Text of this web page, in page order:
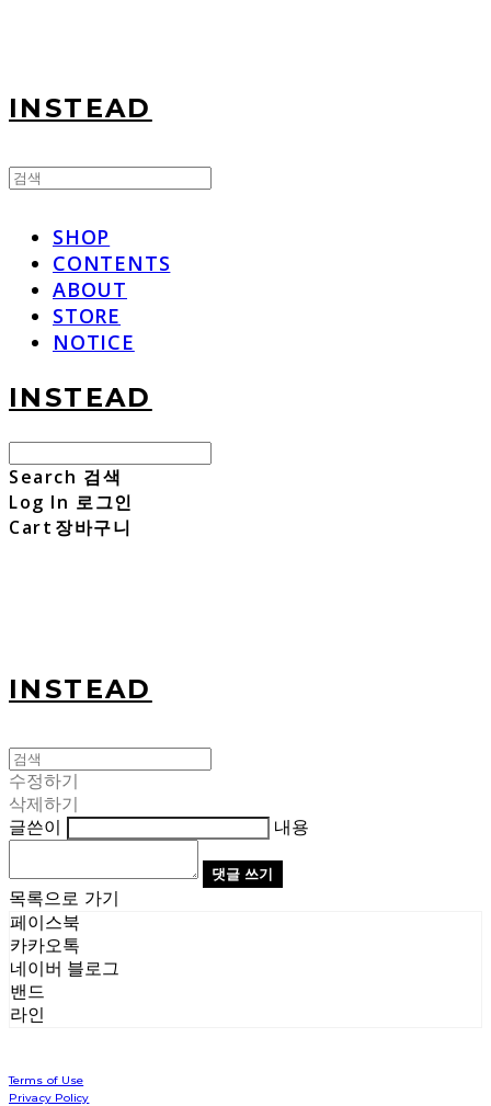
INSTEAD
SHOP
CONTENTS
ABOUT
STORE
NOTICE
INSTEAD
Search 검색
Log In 로그인
Cart 장바구니
INSTEAD
수정하기
삭제하기
글쓴이
내용
댓글 쓰기
목록으로 가기
페이스북
카카오톡
네이버 블로그
밴드
라인
Terms of Use
Privacy Policy